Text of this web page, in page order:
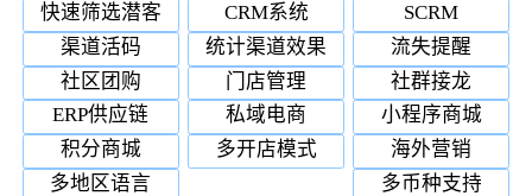
快速筛选潜客
CRM系统
SCRM
渠道活码
统计渠道效果
流失提醒
社区团购
门店管理
社群接龙
ERP供应链
私域电商
小程序商城
积分商城
多开店模式
海外营销
多地区语言
多币种支持